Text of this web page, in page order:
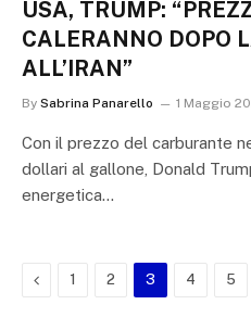
USA, TRUMP:
CALERANNO DOPO
ALL’IRAN”
By Sabrina Panarello 1 Maggio
Con il prezzo del carburante
dollari al gallone, Donald
energetica…
Previous
1 2 3 4 5